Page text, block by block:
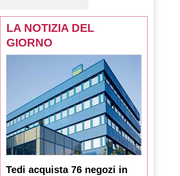
LA NOTIZIA DEL
GIORNO
Tedi acquista 76 negozi in